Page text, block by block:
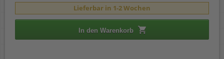
Lieferbar in 1-2 Wochen
In den Warenkorb